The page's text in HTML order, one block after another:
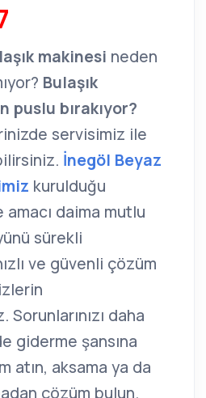
makinesi neden
Bulaşık
puslu bırakıyor?
servisimiz ile
İnegöl Beyaz
kurulduğu
daima mutlu
sürekli
ve güvenli çözüm
daha
giderme şansına
atın, aksama ya da
çözüm bulun.